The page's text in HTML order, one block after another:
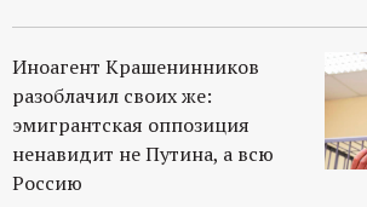
Иноагент Крашенинников
разоблачил своих же:
эмигрантская оппозиция
ненавидит не Путина, а всю
Россию